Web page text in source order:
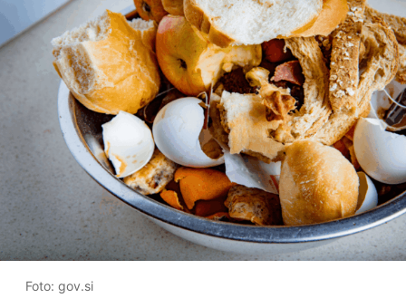
Foto: gov.si